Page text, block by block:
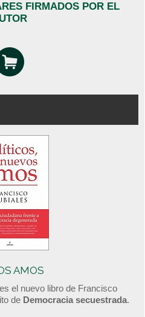
FIRMADOS POR EL
AMOS
es el nuevo libro de Francisco
de Democracia secuestrada.